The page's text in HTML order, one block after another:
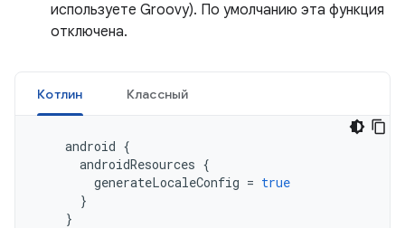
используете Groovy). По умолчанию эта функция
отключена.
Котлин Классный
android {
androidResources {
generateLocaleConfig = true
}
}